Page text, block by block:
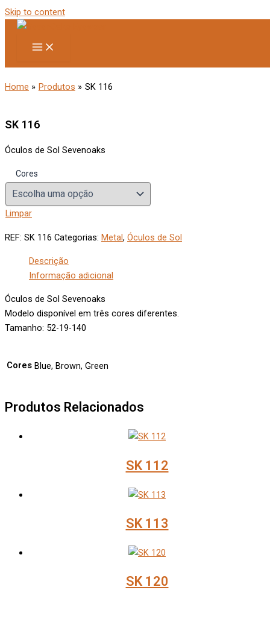
Skip to content
Home Produtos SK 116
SK 116
Óculos de Sol Sevenoaks
Cores
Limpar
REF: SK 116 Categorias: Metal, Óculos de Sol
Descrição
Informação adicional
Óculos de Sol Sevenoaks
Modelo disponível em três cores diferentes.
Tamanho: 52-19-140
Cores Blue, Brown, Green
Produtos Relacionados
SK 112
SK 113
SK 120